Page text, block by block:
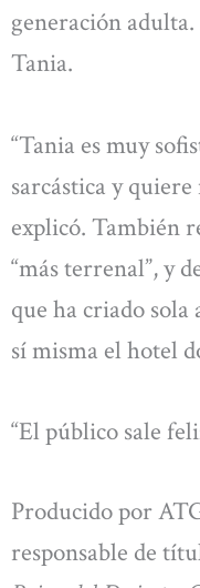
generación
Tania.
“Tania es muy
sarcástica y
explicó. También
“más terrenal”, y
que ha criado
sí misma el hotel
“El público sale
Producido por
responsable de